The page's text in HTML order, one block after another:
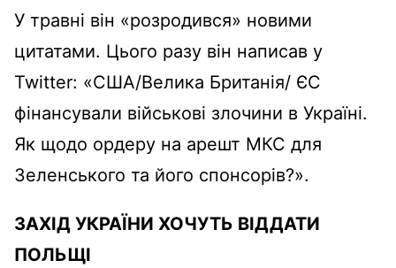
У травні він «розродився» новими
цитатами. Цього разу він написав у
Twitter: «США/Велика Британія/ ЄС
фінансували військові злочини в Україні.
Як щодо ордеру на арешт МКС для
Зеленського та його спонсорів?».
ЗАХІД УКРАЇНИ ХОЧУТЬ ВІДДАТИ
ПОЛЬЩІ